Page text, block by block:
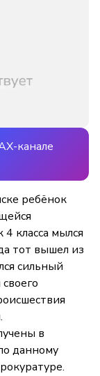
канале
ребёнок
класса мылся
тот вышел из
сильный
в
данному